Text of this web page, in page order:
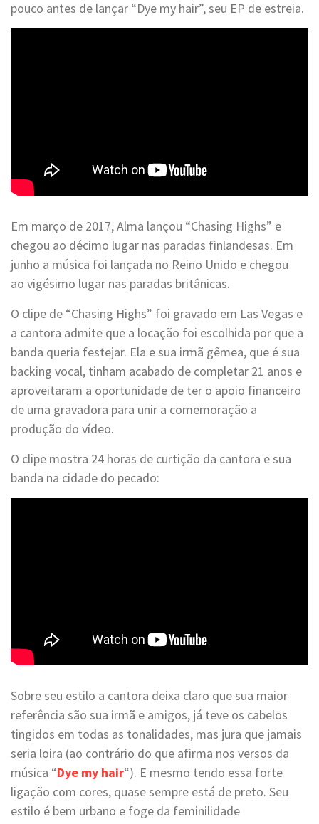
pouco antes de lançar “Dye my hair”, seu EP de estreia.
Em março de 2017, Alma lançou “Chasing Highs” e
chegou ao décimo lugar nas paradas finlandesas. Em
junho a música foi lançada no Reino Unido e chegou
ao vigésimo lugar nas paradas britânicas.
O clipe de “Chasing Highs” foi gravado em Las Vegas e
a cantora admite que a locação foi escolhida por que a
banda queria festejar. Ela e sua irmã gêmea, que é sua
backing vocal, tinham acabado de completar 21 anos e
aproveitaram a oportunidade de ter o apoio financeiro
de uma gravadora para unir a comemoração a
produção do vídeo.
O clipe mostra 24 horas de curtição da cantora e sua
banda na cidade do pecado:
Sobre seu estilo a cantora deixa claro que sua maior
referência são sua irmã e amigos, já teve os cabelos
tingidos em todas as tonalidades, mas jura que jamais
seria loira (ao contrário do que afirma nos versos da
música “Dye my hair“). E mesmo tendo essa forte
ligação com cores, quase sempre está de preto. Seu
estilo é bem urbano e foge da feminilidade